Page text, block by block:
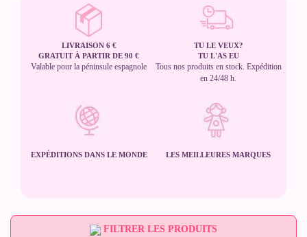
LIVRAISON 6 €
GRATUIT À PARTIR DE 90 €
Valable pour la péninsule espagnole
TU LE VEUX?
TU L'AS EU
Tous nos produits en stock. Expédition
en 24/48 h.
EXPÉDITIONS DANS LE MONDE LES MEILLEURES MARQUES
FILTRER LES PRODUITS